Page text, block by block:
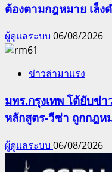
ต้องตามกฎหมาย เล็
ผู้ดูแลระบบ 06/08/2026
ข่าวล่ามาแรง
มทร.กรุงเทพ โต้ยับข่
หลักสูตร-วีซ่า ถูกกฎห
ผู้ดูแลระบบ 06/08/2026